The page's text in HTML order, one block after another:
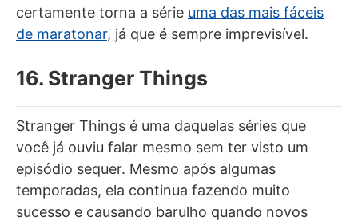
certamente torna a série uma das mais fáceis
de maratonar, já que é sempre imprevisível.
16. Stranger Things
Stranger Things é uma daquelas séries que
você já ouviu falar mesmo sem ter visto um
episódio sequer. Mesmo após algumas
temporadas, ela continua fazendo muito
sucesso e causando barulho quando novos